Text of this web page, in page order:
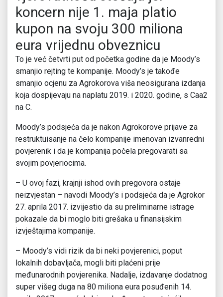
koncern nije 1. maja platio
kupon na svoju 300 miliona
eura vrijednu obveznicu
To je već četvrti put od početka godine da je Moody’s
smanjio rejting te kompanije. Moody’s je takođe
smanjio ocjenu za Agrokorova viša neosigurana izdanja
koja dospijevaju na naplatu 2019. i 2020. godine, s Caa2
na C.
Moody’s podsjeća da je nakon Agrokorove prijave za
restruktuisanje na čelo kompanije imenovan izvanredni
povjerenik i da je kompanija počela pregovarati sa
svojim povjeriocima.
– U ovoj fazi, krajnji ishod ovih pregovora ostaje
neizvjestan – navodi Moody’s i podsjeća da je Agrokor
27. aprila 2017. izvijestio da su preliminarne istrage
pokazale da bi moglo biti grešaka u finansijskim
izvještajima kompanije.
– Moody’s vidi rizik da bi neki povjerenici, poput
lokalnih dobavljača, mogli biti plaćeni prije
međunarodnih povjerenika. Nadalje, izdavanje dodatnog
super višeg duga na 80 miliona eura posuđenih 14.